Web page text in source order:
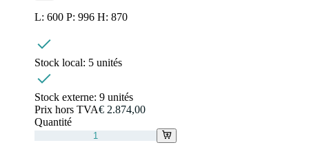
L: 600 P: 996 H: 870
Stock local: 5 unités
Stock externe: 9 unités
Prix hors TVA€ 2.874,00
Quantité